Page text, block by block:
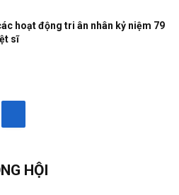
hoạt động tri ân nhân kỷ niệm 79
sĩ
HỘI